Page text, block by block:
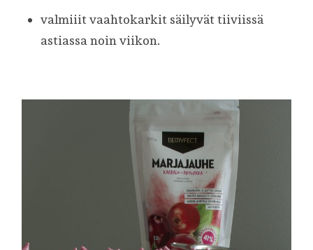
valmiiit vaahtokarkit säilyvät tiiviissä
astiassa noin viikon.